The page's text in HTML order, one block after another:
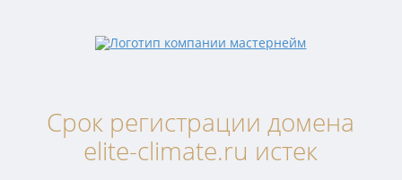
Срок регистрации домена
elite-climate.ru истек